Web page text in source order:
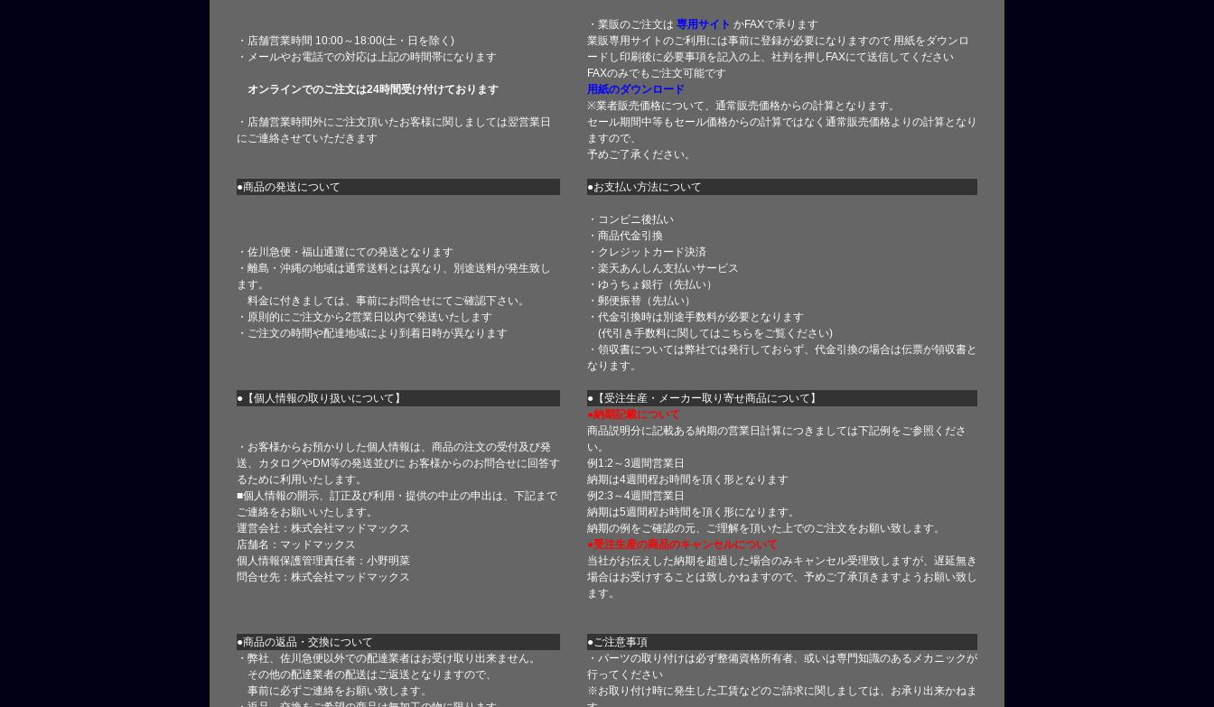
・店舗営業時間 10:00～18:00(土・日を除く)
・メールやお電話での対応は上記の時間帯になります
オンラインでのご注文は24時間受け付けております
・店舗営業時間外にご注文頂いたお客様に関しましては翌営業日
にご連絡させていただきます
・業販のご注文は 専用サイト かFAXで承ります
業販専用サイトのご利用には事前に登録が必要になりますので 用紙をダウンロ
ードし印刷後に必要事項を記入の上、社判を押しFAXにて送信してください
FAXのみでもご注文可能です
用紙のダウンロード
※業者販売価格について、通常販売価格からの計算となります。
セール期間中等もセール価格からの計算ではなく通常販売価格よりの計算となり
ますので、
予めご了承ください。
●商品の発送について ●お支払い方法について
・佐川急便・福山通運にての発送となります
・離島・沖縄の地域は通常送料とは異なり、別途送料が発生致し
ます。
料金に付きましては、事前にお問合せにてご確認下さい。
・原則的にご注文から2営業日以内で発送いたします
・ご注文の時間や配達地域により到着日時が異なります
・コンビニ後払い
・商品代金引換
・クレジットカード決済
・楽天あんしん支払いサービス
・ゆうちょ銀行（先払い）
・郵便振替（先払い）
・代金引換時は別途手数料が必要となります
(代引き手数料に関してはこちら をご覧ください)
・領収書については弊社では発行しておらず、代金引換の場合は伝票が領収書と
なります。
●【個人情報の取り扱いについて】 ●【受注生産・メーカー取り寄せ商品について】
・お客様からお預かりした個人情報は、商品の注文の受付及び発
送、カタログやDM等の発送並びに お客様からのお問合せに回答す
るために利用いたします。
■個人情報の開示、訂正及び利用・提供の中止の申出は、下記まで
ご連絡をお願いいたします。
運営会社：株式会社マッドマックス
店舗名：マッドマックス
個人情報保護管理責任者：小野明菜
問合せ先：株式会社マッドマックス
●納期記載について
商品説明分に記載ある納期の営業日計算につきましては下記例をご参照くださ
い。
例1:2～3週間営業日
納期は4週間程お時間を頂く形となります
例2:3～4週間営業日
納期は5週間程お時間を頂く形になります。
納期の例をご確認の元、ご理解を頂いた上でのご注文をお願い致します。
●受注生産の商品のキャンセルについて
当社がお伝えした納期を超過した場合のみキャンセル受理致しますが、遅延無き
場合はお受けすることは致しかねますので、予めご了承頂きますようお願い致し
ます。
●商品の返品・交換について
●ご注意事項
・弊社、佐川急便以外での配達業者はお受け取り出来ません。
その他の配達業者の配送はご返送となりますので、
事前に必ずご連絡をお願い致します。
・パーツの取り付けは必ず整備資格所有者、或いは専門知識のあるメカニックが
行ってください
※お取り付け時に発生した工賃などのご請求に関しましては、お承り出来かねま